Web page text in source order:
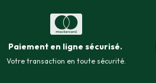
Paiement en ligne sécurisé.
Votre transaction en toute sécurité.